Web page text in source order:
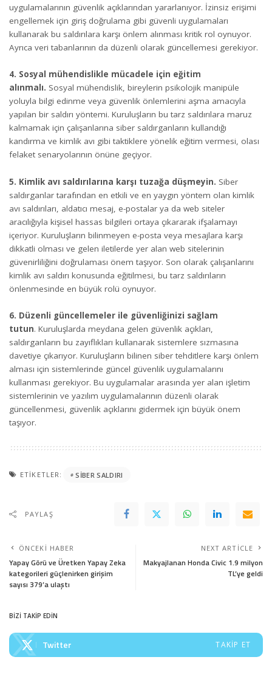
uygulamalarının güvenlik açıklarından yararlanıyor. İzinsiz erişimi
engellemek için giriş doğrulama gibi güvenli uygulamaları
kullanarak bu saldırılara karşı önlem alınması kritik rol oynuyor.
Ayrıca veri tabanlarının da düzenli olarak güncellemesi gerekiyor.
4. Sosyal mühendislikle mücadele için eğitim
alınmalı. Sosyal mühendislik, bireylerin psikolojik manipüle
yoluyla bilgi edinme veya güvenlik önlemlerini aşma amacıyla
yapılan bir saldırı yöntemi. Kuruluşların bu tarz saldırılara maruz
kalmamak için çalışanlarına siber saldırganların kullandığı
kandırma ve kimlik avı gibi taktiklere yönelik eğitim vermesi, olası
felaket senaryolarının önüne geçiyor.
5. Kimlik avı saldırılarına karşı tuzağa düşmeyin. Siber
saldırganlar tarafından en etkili ve en yaygın yöntem olan kimlik
avı saldırıları, aldatıcı mesaj, e-postalar ya da web siteler
aracılığıyla kişisel hassas bilgileri ortaya çıkararak ifşalamayı
içeriyor. Kuruluşların bilinmeyen e-posta veya mesajlara karşı
dikkatli olması ve gelen iletilerde yer alan web sitelerinin
güvenirliliğini doğrulaması önem taşıyor. Son olarak çalışanlarını
kimlik avı saldırı konusunda eğitilmesi, bu tarz saldırıların
önlenmesinde en büyük rolü oynuyor.
6. Düzenli güncellemeler ile güvenliğinizi sağlam
tutun. Kuruluşlarda meydana gelen güvenlik açıkları,
saldırganların bu zayıflıkları kullanarak sistemlere sızmasına
davetiye çıkarıyor. Kuruluşların bilinen siber tehditlere karşı önlem
alması için sistemlerinde güncel güvenlik uygulamalarını
kullanması gerekiyor. Bu uygulamalar arasında yer alan işletim
sistemlerinin ve yazılım uygulamalarının düzenli olarak
güncellenmesi, güvenlik açıklarını gidermek için büyük önem
taşıyor.
ETIKETLER: SIBER SALDIRI
PAYLAŞ
ÖNCEKI HABER
Yapay Görü ve Üretken Yapay Zeka
kategorileri güçlenirken girişim
sayısı 379’a ulaştı
NEXT ARTICLE
Makyajlanan Honda Civic 1.9 milyon
TL’ye geldi
BİZİ TAKİP EDİN
Twitter TAKIP ET